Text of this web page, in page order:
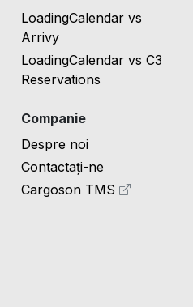
LoadingCalendar vs
Arrivy
LoadingCalendar vs C3
Reservations
Companie
Despre noi
Contactați-ne
Cargoson TMS